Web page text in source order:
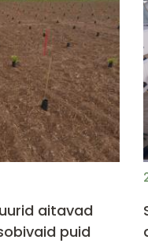
aitavad
puid